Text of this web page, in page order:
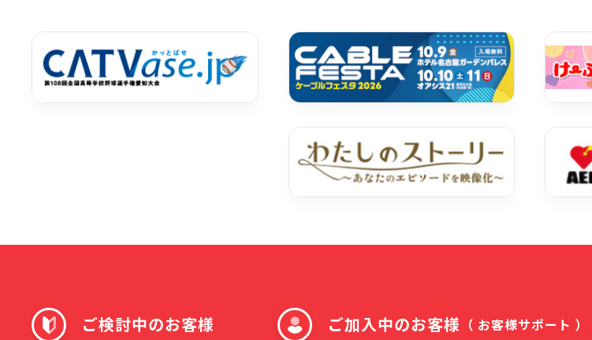
ご検討中のお客様 ご加入中のお客様 （ お客様サポート ）